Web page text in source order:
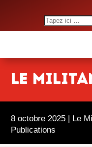
Search
for:
le
8 octobre 2025 | Le
Publications